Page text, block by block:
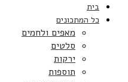
בית
כל המתכונים
מאפים ולחמים
סלטים
ירקות
תוספות